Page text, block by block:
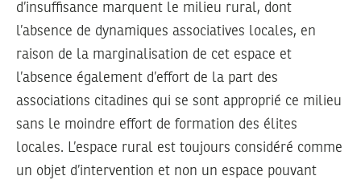
d’insuffisance marquent le milieu rural, dont
l’absence de dynamiques associatives locales, en
raison de la marginalisation de cet espace et
l’absence également d’effort de la part des
associations citadines qui se sont approprié ce milieu
sans le moindre effort de formation des élites
locales. L’espace rural est toujours considéré comme
un objet d’intervention et non un espace pouvant